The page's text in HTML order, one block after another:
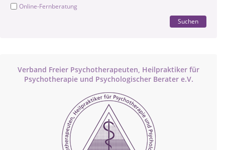
Online-Fernberatung
Suchen
Verband Freier Psychotherapeuten, Heilpraktiker für
Psychotherapie und Psychologischer Berater e.V.